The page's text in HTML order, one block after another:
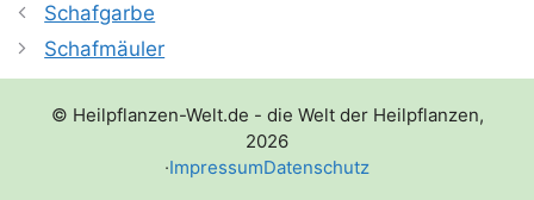
Schafgarbe
Schafmäuler
© Heilpflanzen-Welt.de - die Welt der Heilpflanzen,
2026
·ImpressumDatenschutz